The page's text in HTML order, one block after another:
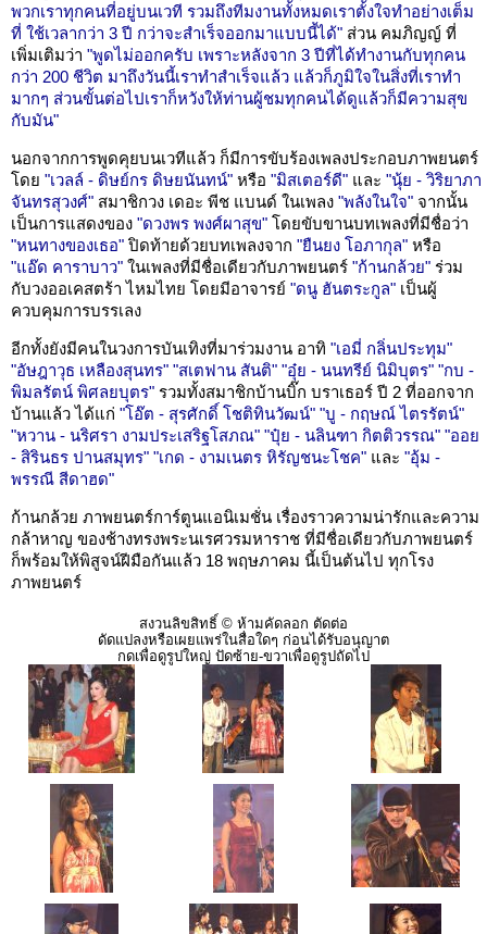
พวกเราทุกคนที่อยู่บนเวที รวมถึงทีมงานทั้งหมดเราตั้งใจทำอย่างเต็ม
ที่ ใช้เวลากว่า 3 ปี กว่าจะสำเร็จออกมาแบบนี้ได้" ส่วน คมภิญญ์ ที่
เพิ่มเติมว่า "พูดไม่ออกครับ เพราะหลังจาก 3 ปีที่ได้ทำงานกับทุกคน
กว่า 200 ชีวิต มาถึงวันนี้เราทำสำเร็จแล้ว แล้วก็ภูมิใจในสิ่งที่เราทำ
มากๆ ส่วนขั้นต่อไปเราก็หวังให้ท่านผู้ชมทุกคนได้ดูแล้วก็มีความสุข
กับมัน"
นอกจากการพูดคุยบนเวทีแล้ว ก็มีการขับร้องเพลงประกอบภาพยนตร์
โดย "เวลล์ - ดิษย์กร ดิษยนันทน์" หรือ "มิสเตอร์ดี" และ "นุ้ย - วิริยาภา
จันทรสุวงศ์" สมาชิกวง เดอะ พีช แบนด์ ในเพลง "พลังในใจ" จากนั้น
เป็นการแสดงของ "ดวงพร พงศ์ผาสุข" โดยขับขานบทเพลงที่มีชื่อว่า
"หนทางของเธอ" ปิดท้ายด้วยบทเพลงจาก "ยืนยง โอภากุล" หรือ
"แอ๊ด คาราบาว" ในเพลงที่มีชื่อเดียวกับภาพยนตร์ "ก้านกล้วย" ร่วม
กับวงออเคสตร้า ไหมไทย โดยมีอาจารย์ "ดนู ฮันตระกูล" เป็นผู้
ควบคุมการบรรเลง
อีกทั้งยังมีคนในวงการบันเทิงที่มาร่วมงาน อาทิ "เอมี่ กลิ่นประทุม"
"อัษฎาวุธ เหลืองสุนทร" "สเตฟาน สันติ" "อุ๋ย - นนทรีย์ นิมิบุตร" "กบ -
พิมลรัตน์ พิศลยบุตร" รวมทั้งสมาชิกบ้านบิ๊ก บราเธอร์ ปี 2 ที่ออกจาก
บ้านแล้ว ได้แก่ "โอ๊ต - สุรศักดิ์ โชติทินวัฒน์" "บู - กฤษณ์ ไตรรัตน์"
"หวาน - นริศรา งามประเสริฐโสภณ" "ปุ๋ย - นลินฑา กิตติวรรณ" "ออย
- สิรินธร ปานสมุทร" "เกด - งามเนตร หิรัญชนะโชค" และ "อุ้ม -
พรรณี สีดาฮด"
ก้านกล้วย ภาพยนตร์การ์ตูนแอนิเมชั่น เรื่องราวความน่ารักและความ
กล้าหาญ ของช้างทรงพระนเรศวรมหาราช ที่มีชื่อเดียวกับภาพยนตร์
ก็พร้อมให้พิสูจน์ฝีมือกันแล้ว 18 พฤษภาคม นี้เป็นต้นไป ทุกโรง
ภาพยนตร์
สงวนลิขสิทธิ์ © ห้ามคัดลอก ตัดต่อ
ดัดแปลงหรือเผยแพร่ในสื่อใดๆ ก่อนได้รับอนุญาต
กดเพื่อดูรูปใหญ่ ปัดซ้าย-ขวาเพื่อดูรูปถัดไป